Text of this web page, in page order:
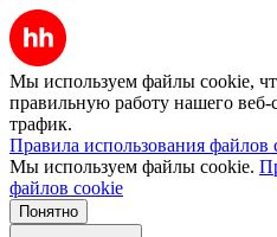
Мы используем файлы cookie,
правильную работу нашего веб-
трафик.
Правила использования файлов
Мы используем файлы cookie.
файлов cookie
Понятно